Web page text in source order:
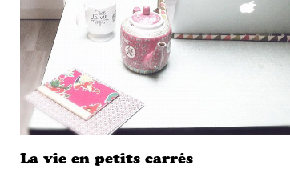
La vie en petits carrés